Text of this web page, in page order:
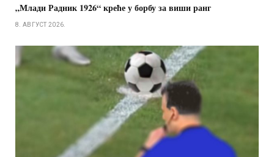
„Млади Радник 1926“ креће у борбу за виши ранг
8. АВГУСТ 2026.